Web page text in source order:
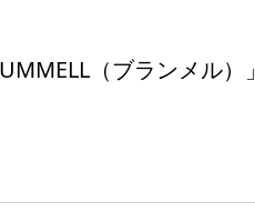
（ブランメル）」